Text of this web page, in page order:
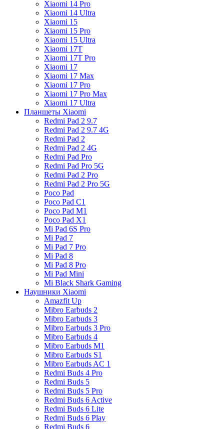
Xiaomi 14 Pro
Xiaomi 14 Ultra
Xiaomi 15
Xiaomi 15 Pro
Xiaomi 15 Ultra
Xiaomi 17T
Xiaomi 17T Pro
Xiaomi 17
Xiaomi 17 Max
Xiaomi 17 Pro
Xiaomi 17 Pro Max
Xiaomi 17 Ultra
Планшеты Xiaomi
Redmi Pad 2 9.7
Redmi Pad 2 9.7 4G
Redmi Pad 2
Redmi Pad 2 4G
Redmi Pad Pro
Redmi Pad Pro 5G
Redmi Pad 2 Pro
Redmi Pad 2 Pro 5G
Poco Pad
Poco Pad C1
Poco Pad M1
Poco Pad X1
Mi Pad 6S Pro
Mi Pad 7
Mi Pad 7 Pro
Mi Pad 8
Mi Pad 8 Pro
Mi Pad Mini
Mi Black Shark Gaming
Наушники Xiaomi
Amazfit Up
Mibro Earbuds 2
Mibro Earbuds 3
Mibro Earbuds 3 Pro
Mibro Earbuds 4
Mibro Earbuds M1
Mibro Earbuds S1
Mibro Earbuds AC 1
Redmi Buds 4 Pro
Redmi Buds 5
Redmi Buds 5 Pro
Redmi Buds 6 Active
Redmi Buds 6 Lite
Redmi Buds 6 Play
Redmi Buds 6